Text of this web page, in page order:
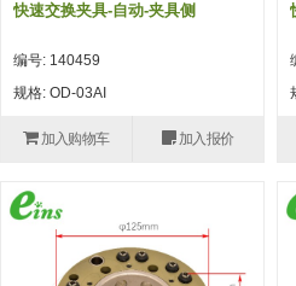
快速交换夹具-自动-夹具侧
编号: 140459
规格: OD-03AI
加入购物车 加入报价
(41)
器人用) (34)
微型·矩形·管型气缸 (55)
气缸配件 (55)
机能夹具 (143)
微型·矩形·管型气缸
微型气缸 (33)
矩形气缸 (19)
气缸配件
水口夹具 (83)
机能夹具 (53)
缓冲材料 (7)
吸着
吸盘 (356)
吸着金具 (120)
其他真空配件 (42)